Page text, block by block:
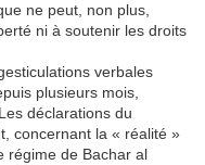
ne peut, non plus,
ni à soutenir les droits
verbales
plusieurs mois,
déclarations du
concernant la « réalité »
régime de Bachar al